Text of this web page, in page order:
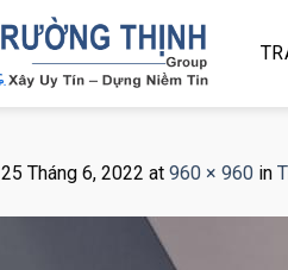
25 Tháng 6, 2022 at 960 × 960 in